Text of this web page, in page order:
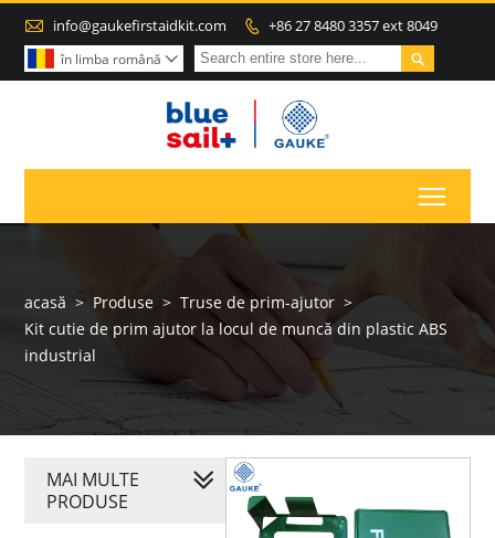
 info@gaukefirstaidkit.com  +86 27 8480 3357 ext 8049

în limba română 
acasă > Produse > Truse de prim-ajutor >
Kit cutie de prim ajutor la locul de muncă din plastic ABS
industrial
MAI MULTE
PRODUSE